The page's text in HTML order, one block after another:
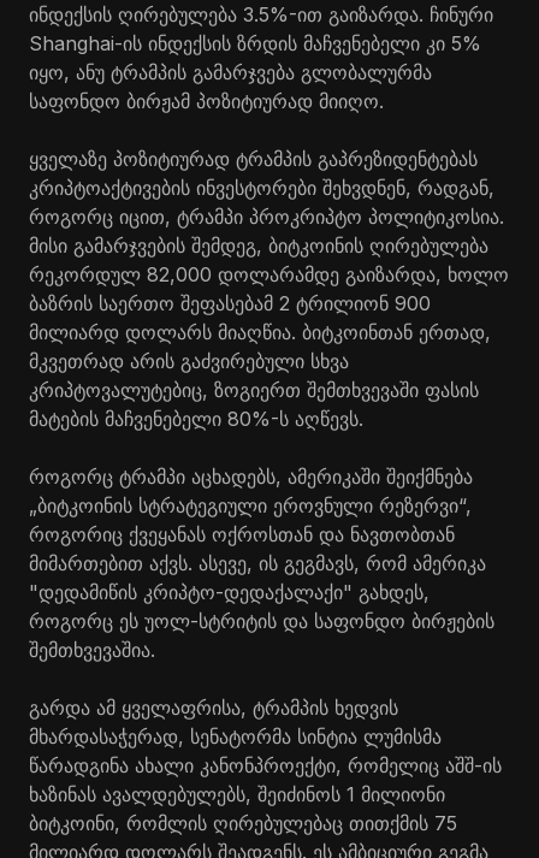
ინდექსის ღირებულება 3.5%-ით გაიზარდა. ჩინური
Shanghai-ის ინდექსის ზრდის მაჩვენებელი კი 5%
იყო, ანუ ტრამპის გამარჯვება გლობალურმა
საფონდო ბირჟამ პოზიტიურად მიიღო.
ყველაზე პოზიტიურად ტრამპის გაპრეზიდენტებას
კრიპტოაქტივების ინვესტორები შეხვდნენ, რადგან,
როგორც იცით, ტრამპი პროკრიპტო პოლიტიკოსია.
მისი გამარჯვების შემდეგ, ბიტკოინის ღირებულება
რეკორდულ 82,000 დოლარამდე გაიზარდა, ხოლო
ბაზრის საერთო შეფასებამ 2 ტრილიონ 900
მილიარდ დოლარს მიაღწია. ბიტკოინთან ერთად,
მკვეთრად არის გაძვირებული სხვა
კრიპტოვალუტებიც, ზოგიერთ შემთხვევაში ფასის
მატების მაჩვენებელი 80%-ს აღწევს.
როგორც ტრამპი აცხადებს, ამერიკაში შეიქმნება
„ბიტკოინის სტრატეგიული ეროვნული რეზერვი“,
როგორიც ქვეყანას ოქროსთან და ნავთობთან
მიმართებით აქვს. ასევე, ის გეგმავს, რომ ამერიკა
"დედამიწის კრიპტო-დედაქალაქი" გახდეს,
როგორც ეს უოლ-სტრიტის და საფონდო ბირჟების
შემთხვევაშია.
გარდა ამ ყველაფრისა, ტრამპის ხედვის
მხარდასაჭერად, სენატორმა სინტია ლუმისმა
წარადგინა ახალი კანონპროექტი, რომელიც აშშ-ის
ხაზინას ავალდებულებს, შეიძინოს 1 მილიონი
ბიტკოინი, რომლის ღირებულებაც თითქმის 75
მილიარდ დოლარს შეადგენს. ეს ამბიციური გეგმა